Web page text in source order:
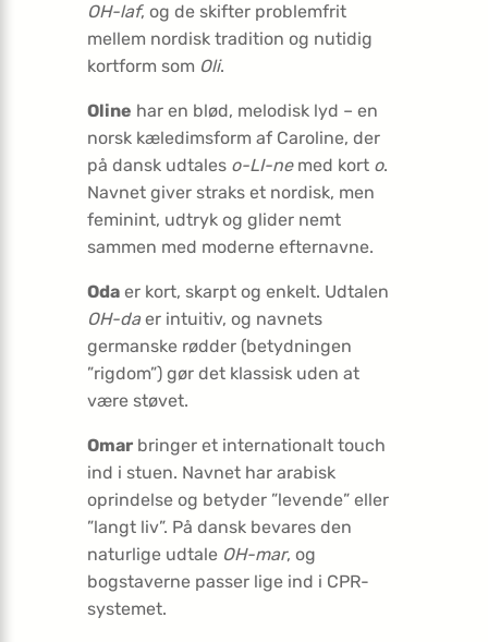
OH-laf, og de skifter problemfrit
mellem nordisk tradition og nutidig
kortform som Oli.
Oline har en blød, melodisk lyd – en
norsk kæledimsform af Caroline, der
på dansk udtales o-LI-nemed kort o.
Navnet giver straks et nordisk, men
feminint, udtryk og glider nemt
sammen med moderne efternavne.
Oda er kort, skarpt og enkelt. Udtalen
OH-daer intuitiv, og navnets
germanske rødder (betydningen
”rigdom”) gør det klassisk uden at
være støvet.
Omar bringer et internationalt touch
ind i stuen. Navnet har arabisk
oprindelse og betyder ”levende” eller
”langt liv”. På dansk bevares den
naturlige udtale OH-mar, og
bogstaverne passer lige ind i CPR-
systemet.